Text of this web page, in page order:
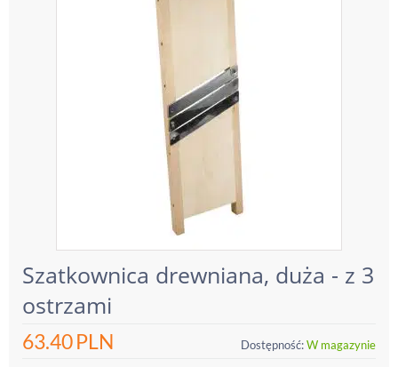
Szatkownica drewniana, duża - z 3
ostrzami
63.40PLN Dostępność:W magazynie